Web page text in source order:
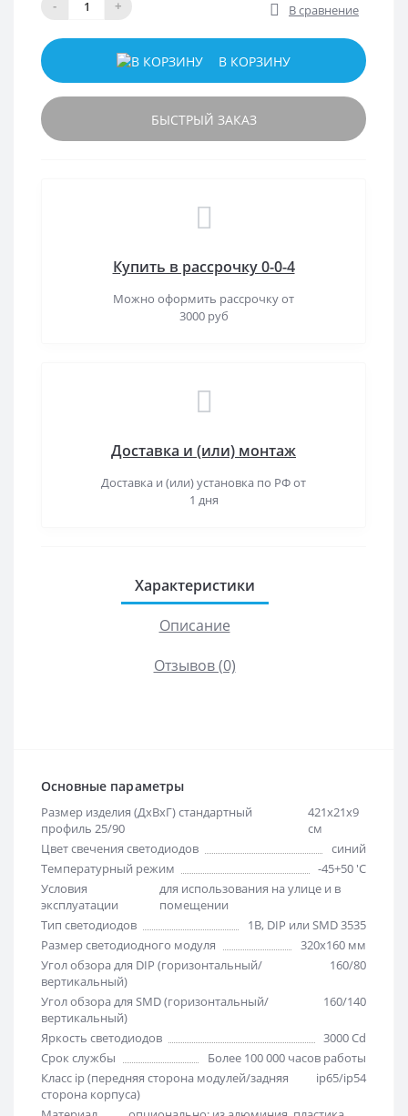
- + В сравнение
В КОРЗИНУ
БЫСТРЫЙ ЗАКАЗ
Купить в рассрочку 0-0-4
Можно оформить рассрочку от
3000 руб
Доставка и (или) монтаж
Доставка и (или) установка по РФ от
1 дня
Характеристики
Описание
Отзывов (0)
Основные параметры
Размер изделия (ДхВхГ) стандартный
профиль 25/90
421х21х9
см
Цвет свечения светодиодов
синий
Температурный режим
-45+50 'C
Условия
эксплуатации
для использования на улице и в
помещении
Тип светодиодов
1В, DIP или SMD 3535
Размер светодиодного модуля
320х160 мм
Угол обзора для DIP (горизонтальный/
вертикальный)
160/80
Угол обзора для SMD (горизонтальный/
вертикальный)
160/140
Яркость светодиодов
3000 Cd
Срок службы
Более 100 000 часов работы
Класс ip (передняя сторона модулей/задняя
сторона корпуса)
ip65/ip54